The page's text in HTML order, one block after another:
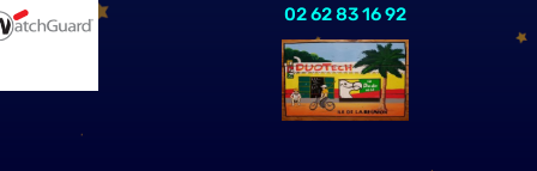
02 62 83 16 92